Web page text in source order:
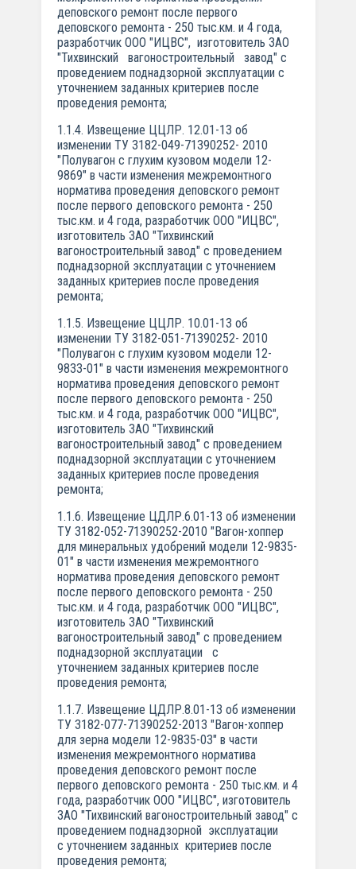
деповского ремонт после первого
деповского ремонта - 250 тыс.км. и 4 года,
разработчик ООО "ИЦВС", изготовитель ЗАО
"Тихвинский вагоностроительный завод" с
проведением поднадзорной эксплуатации с
уточнением заданных критериев после
проведения ремонта;
1.1.4. Извещение ЦЦЛР. 12.01-13 об
изменении ТУ 3182-049-71390252- 2010
"Полувагон с глухим кузовом модели 12-
9869" в части изменения межремонтного
норматива проведения деповского ремонт
после первого деповского ремонта - 250
тыс.км. и 4 года, разработчик ООО "ИЦВС",
изготовитель ЗАО "Тихвинский
вагоностроительный завод" с проведением
поднадзорной эксплуатации с уточнением
заданных критериев после проведения
ремонта;
1.1.5. Извещение ЦЦЛР. 10.01-13 об
изменении ТУ 3182-051-71390252- 2010
"Полувагон с глухим кузовом модели 12-
9833-01" в части изменения межремонтного
норматива проведения деповского ремонт
после первого деповского ремонта - 250
тыс.км. и 4 года, разработчик ООО "ИЦВС",
изготовитель ЗАО "Тихвинский
вагоностроительный завод" с проведением
поднадзорной эксплуатации с уточнением
заданных критериев после проведения
ремонта;
1.1.6. Извещение ЦДЛР.6.01-13 об изменении
ТУ 3182-052-71390252-2010 "Вагон-хоппер
для минеральных удобрений модели 12-9835-
01" в части изменения межремонтного
норматива проведения деповского ремонт
после первого деповского ремонта - 250
тыс.км. и 4 года, разработчик ООО "ИЦВС",
изготовитель ЗАО "Тихвинский
вагоностроительный завод" с проведением
поднадзорной эксплуатации с
уточнением заданных критериев после
проведения ремонта;
1.1.7. Извещение ЦДЛР.8.01-13 об изменении
ТУ 3182-077-71390252-2013 "Вагон-хоппер
для зерна модели 12-9835-03" в части
изменения межремонтного норматива
проведения деповского ремонт после
первого деповского ремонта - 250 тыс.км. и 4
года, разработчик ООО "ИЦВС", изготовитель
ЗАО "Тихвинский вагоностроительный завод" с
проведением поднадзорной эксплуатации
с уточнением заданных критериев после
проведения ремонта;